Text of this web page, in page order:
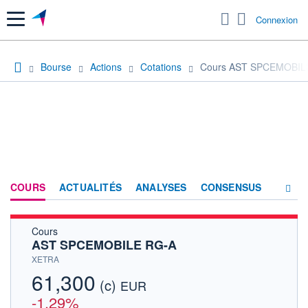
Menu Connexion
Bourse Actions Cotations Cours AST
COURS ACTUALITÉS ANALYSES CONSENSUS
Cours
AST SPCEMOBILE RG-A
XETRA
61,300 (c) EUR
-1,29%